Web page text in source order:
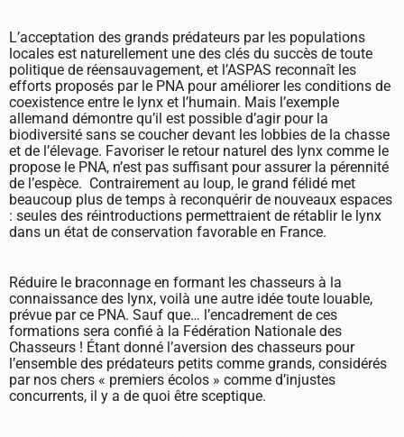
L’acceptation des grands prédateurs par les populations
locales est naturellement une des clés du succès de toute
politique de réensauvagement, et l’ASPAS reconnaît les
efforts proposés par le PNA pour améliorer les conditions de
coexistence entre le lynx et l’humain. Mais l’exemple
allemand démontre qu’il est possible d’agir pour la
biodiversité sans se coucher devant les lobbies de la chasse
et de l’élevage. Favoriser le retour naturel des lynx comme le
propose le PNA, n’est pas suffisant pour assurer la pérennité
de l’espèce. Contrairement au loup, le grand félidé met
beaucoup plus de temps à reconquérir de nouveaux espaces
: seules des réintroductions permettraient de rétablir le lynx
dans un état de conservation favorable en France.
Réduire le braconnage en formant les chasseurs à la
connaissance des lynx, voilà une autre idée toute louable,
prévue par ce PNA. Sauf que… l’encadrement de ces
formations sera confié à la Fédération Nationale des
Chasseurs ! Étant donné l’aversion des chasseurs pour
l’ensemble des prédateurs petits comme grands, considérés
par nos chers « premiers écolos » comme d’injustes
concurrents, il y a de quoi être sceptique.